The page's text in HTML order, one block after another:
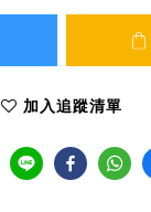
加入追蹤清單